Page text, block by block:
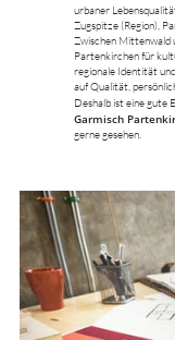
urbaner
Zugspitze (Region),
Zwischen Mittenwald
Partenkirchen für
regionale Identität
auf Qualität,
Deshalb ist eine gute
Garmisch
gerne gesehen.